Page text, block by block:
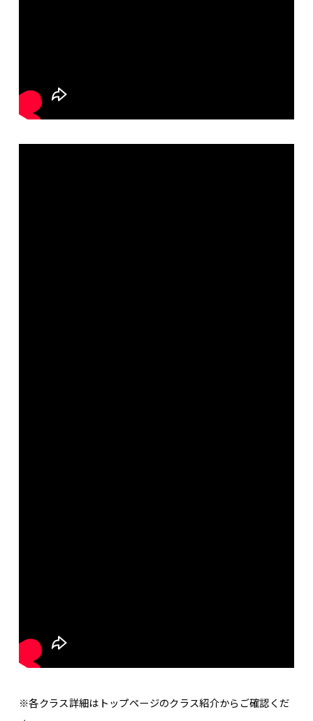
※各クラス詳細はトップページのクラス紹介からご確認くだ